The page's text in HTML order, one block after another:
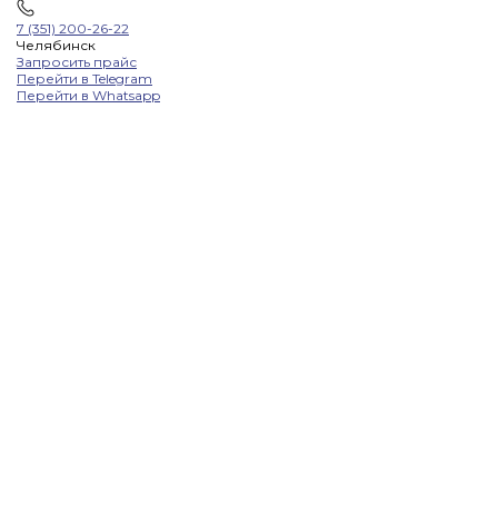
7 (351) 200-26-22
Челябинск
Запросить прайс
Перейти в Telegram
Перейти в Whatsapp